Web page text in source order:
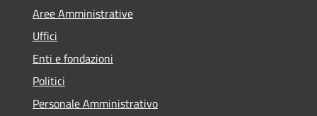
Aree Amministrative
Uffici
Enti e fondazioni
Politici
Personale Amministrativo